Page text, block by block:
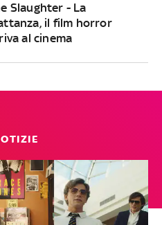
Slaughter - La
il film horror
al cinema